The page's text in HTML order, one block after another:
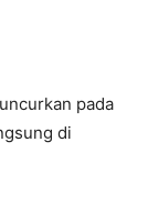
pada
di